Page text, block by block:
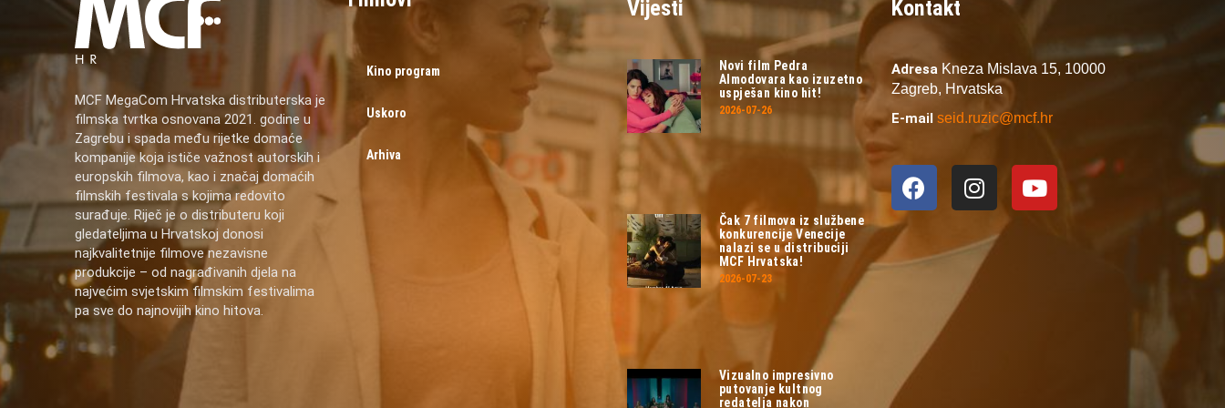
MCF MegaCom Hrvatska distributerska je
filmska tvrtka osnovana 2021. godine u
Zagrebu i spada među rijetke domaće
kompanije koja ističe važnost autorskih i
europskih filmova, kao i značaj domaćih
filmskih festivala s kojima redovito
surađuje. Riječ je o distributeru koji
gledateljima u Hrvatskoj donosi
najkvalitetnije filmove nezavisne
produkcije – od nagrađivanih djela na
najvećim svjetskim filmskim festivalima
pa sve do najnovijih kino hitova.
Kino program
Uskoro
Arhiva
Vijesti
Novi film Pedra
Almodovara kao izuzetno
uspješan kino hit!
2026-07-26
Čak 7 filmova iz službene
konkurencije Venecije
nalazi se u distribuciji
MCF Hrvatska!
2026-07-23
Vizualno impresivno
putovanje kultnog
redatelja nakon
Kontakt
Adresa Kneza Mislava 15, 10000
Zagreb, Hrvatska
E-mail seid.ruzic@mcf.hr